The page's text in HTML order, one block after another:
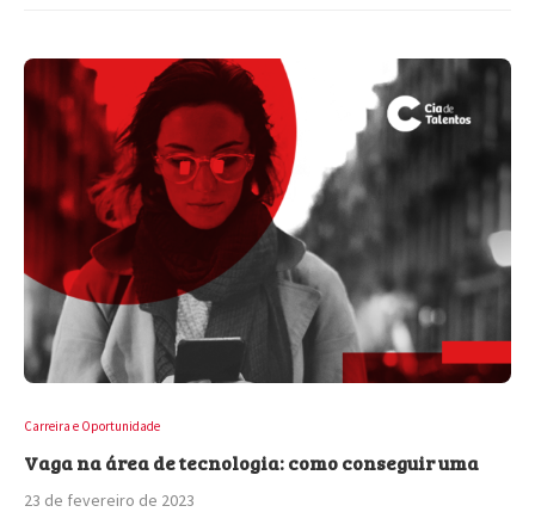
Carreira e Oportunidade
Vaga na área de tecnologia: como conseguir uma
23 de fevereiro de 2023